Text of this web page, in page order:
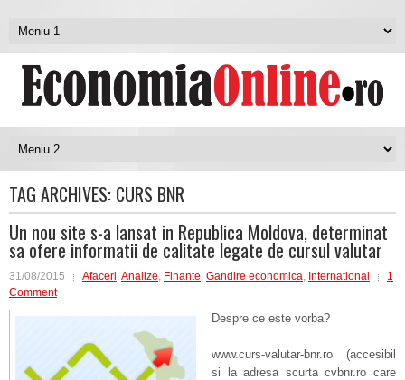
TAG ARCHIVES: CURS BNR
Un nou site s-a lansat in Republica Moldova, determinat
sa ofere informatii de calitate legate de cursul valutar
31/08/2015 Afaceri,Analize, Finante, Gandire economica, International
1
Comment
Despre ce este vorba?
www.curs-valutar-bnr.ro (accesibil
si la adresa scurta cvbnr.ro care